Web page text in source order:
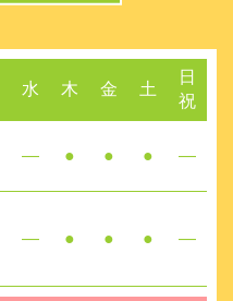
水 木 金 土
日
祝
― ● ● ● ―
― ● ● ● ―